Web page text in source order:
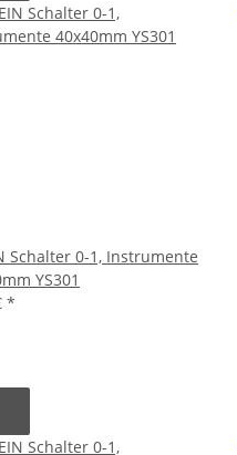
Schalter 0-1, Instrumente
YS301
*